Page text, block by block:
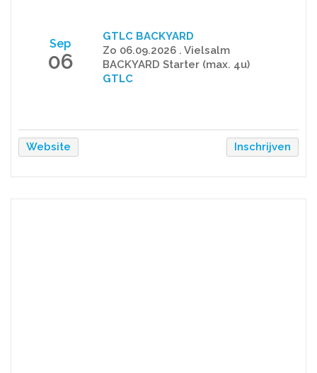
Sep
06
GTLC BACKYARD
Zo 06.09.2026 . Vielsalm
BACKYARD Starter (max. 4u)
GTLC
Website Inschrijven